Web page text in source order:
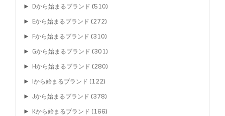
► Dから始まるブランド (510)
► Eから始まるブランド (272)
► Fから始まるブランド (310)
► Gから始まるブランド (301)
► Hから始まるブランド (280)
► Iから始まるブランド (122)
► Jから始まるブランド (378)
► Kから始まるブランド (166)